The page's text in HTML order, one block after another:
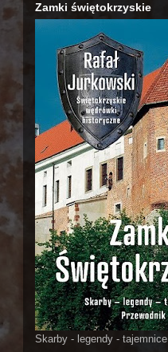
Zamki świętokrzyskie
Skarby - legendy - tajemnice